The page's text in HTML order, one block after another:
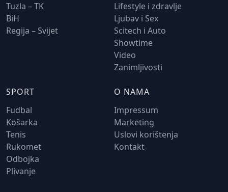
Tuzla – TK
BiH
Regija – Svijet
Lifestyle i zdravlje
Ljubav i Sex
Scitech i Auto
Showtime
Video
Zanimljivosti
SPORT
Fudbal
Košarka
Tenis
Rukomet
Odbojka
Plivanje
O NAMA
Impressum
Marketing
Uslovi korištenja
Kontakt